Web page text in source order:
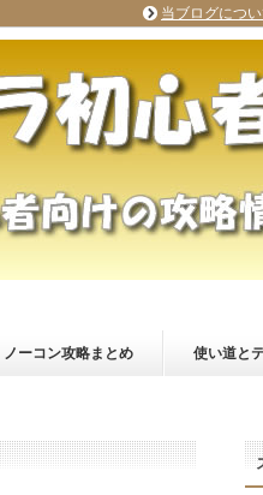
ノーコン攻略まとめ 使い道と
当ブログにつ